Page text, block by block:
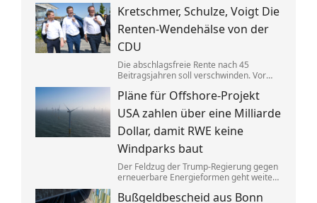
nicht zuletzt Mieter. Und die Klimaziele
dürften so kaum noch zu erreichen sein.
Kretschmer, Schulze, Voigt Die
Renten-Wendehälse von der
CDU
Die abschlagsfreie Rente nach 45
Beitragsjahren soll verschwinden. Vor
Dabei vertraten die CDU-
Ministerpräsidenten noch vor Kurzem
das Gegenteil dessen, was sie jetzt
sagen.
Pläne für Offshore-Projekt
USA zahlen über eine Milliarde
Dollar, damit RWE keine
Windparks baut
Der Feldzug der Trump-Regierung gegen
erneuerbare Energieformen geht weiter:
in den USA geplante große
Bußgeldbescheid aus Bonn